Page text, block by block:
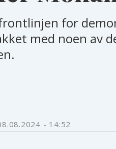
for
med noen
08.08.2024 - 14:52